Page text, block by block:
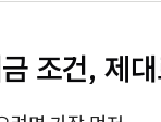
조건, 제